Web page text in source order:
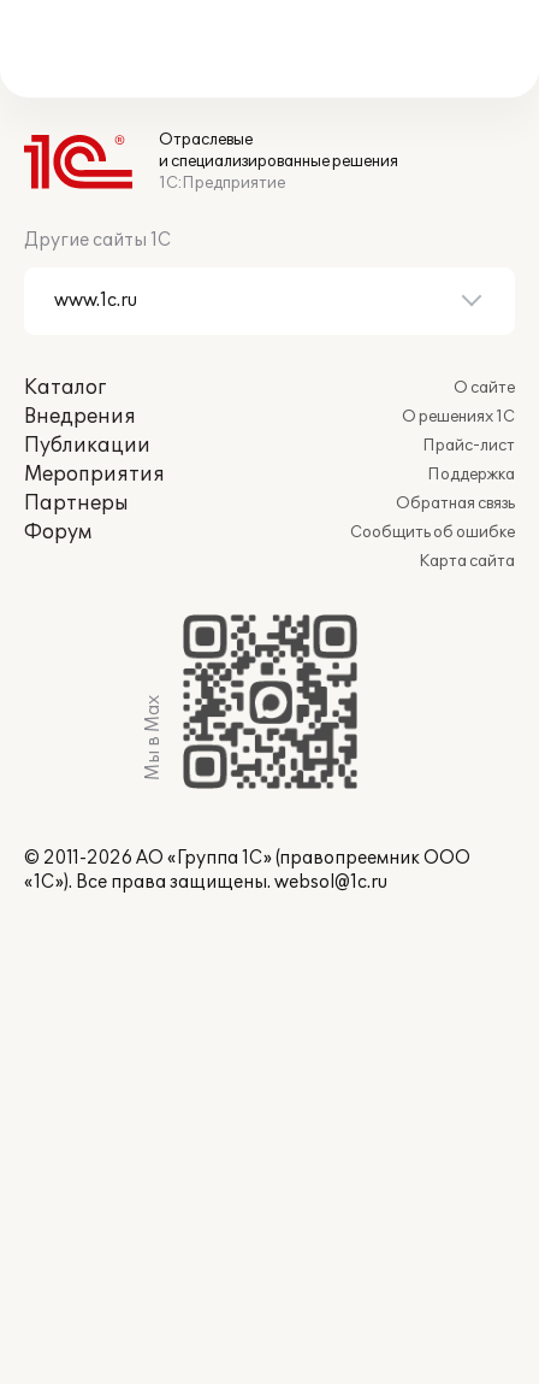
Отраслевые
и специализированные решения
1С:Предприятие
Другие сайты 1С
Каталог
Внедрения
Публикации
Мероприятия
Партнеры
Форум
О сайте
О решениях 1С
Прайс-лист
Поддержка
Обратная связь
Сообщить об ошибке
Карта сайта
Мы в Max
© 2011-2026 АО «Группа 1С» (правопреемник ООО
«1С»). Все права защищены. websol@1c.ru